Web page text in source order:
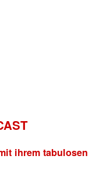
ihrem tabulosen